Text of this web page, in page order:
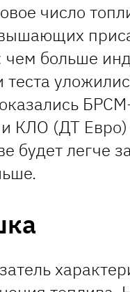
число
чем больше
теста
КЛО (ДТ
будет легче